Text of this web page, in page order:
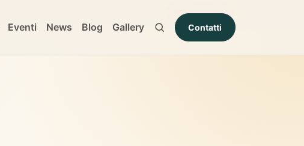
Cagliari e Online
Eventi News Blog Gallery Contatti